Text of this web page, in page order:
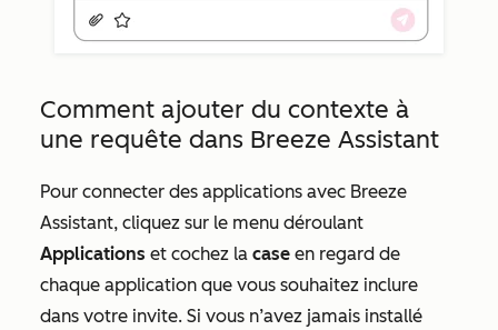
Comment ajouter du contexte à
une requête dans Breeze Assistant
Pour connecter des applications avec Breeze
Assistant, cliquez sur le menu déroulant
Applications et cochez la case en regard de
chaque application que vous souhaitez inclure
dans votre invite. Si vous n’avez jamais installé